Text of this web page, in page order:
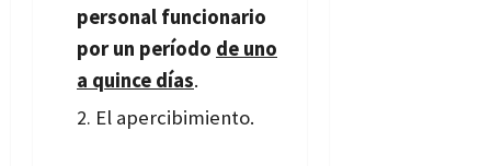
personal funcionario
por un período de uno
a quince días.
El apercibimiento.